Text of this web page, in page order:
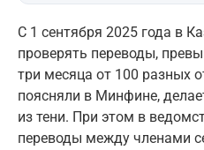
С 1 сентября 2025 года в
проверять переводы,
три месяца от 100 разных
поясняли в Минфине,
из тени. При этом в
переводы между членами